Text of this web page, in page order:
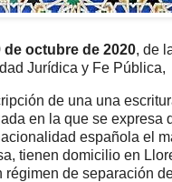
de octubre de 2020, de
Jurídica y Fe Pública,
de una una
en la que se expresa
española el
tienen domicilio en
régimen de separación